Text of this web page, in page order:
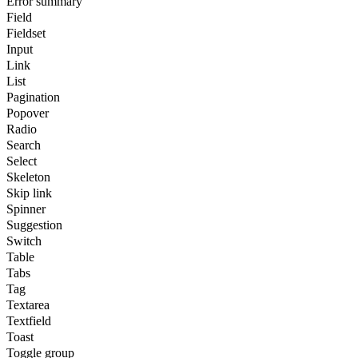
Field
Fieldset
Input
Link
List
Pagination
Popover
Radio
Search
Select
Skeleton
Skip link
Spinner
Suggestion
Switch
Table
Tabs
Tag
Textarea
Textfield
Toast
Toggle group